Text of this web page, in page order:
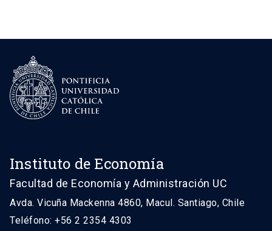
Instituto de Economía
Facultad de Economía y Administración UC
Avda. Vicuña Mackenna 4860, Macul. Santiago, Chile
Teléfono: +56 2 2354 4303